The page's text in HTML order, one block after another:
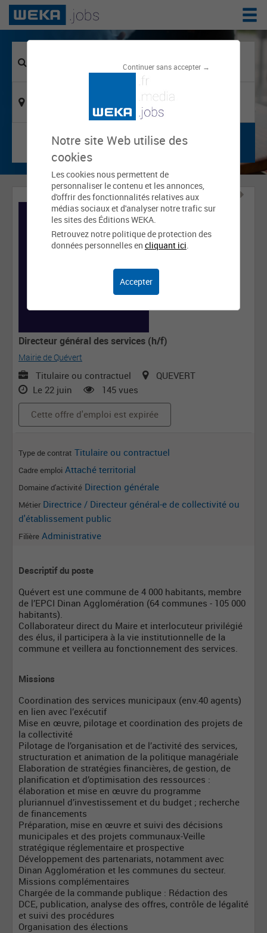
Continuer sans accepter →
Notre site Web utilise des
cookies
Les cookies nous permettent de
personnaliser le contenu et les annonces,
d'offrir des fonctionnalités relatives aux
médias sociaux et d'analyser notre trafic sur
les sites des Éditions WEKA.
Retrouvez notre politique de protection des
données personnelles en cliquant ici.
Accepter
Directeur général des services (h/f)
Mairie de Quévert
Titulaire ou contractuel
QUEVERT
Le 22 juin
145 vues
Cette offre d'emploi est expirée
Type de contrat Titulaire ou contractuel
Cadre emploi Attaché territorial
Domaine d'activité Direction générale
Métier Directrice / Directeur général-e de collectivité ou
d'établissement public
Filière Administrative
Descriptif du poste
Quévert est une commune de 4 000 habitants, membre
de l’EPCI Dinan Agglomération (64 communes - 105 000
habitants).
Collaborateur direct du Maire et interlocuteur privilégié
des élus, il participera à la vie institutionnelle de la
commune et veillera au fonctionnement des services.
Missions
Coordination des services municipaux (env.40 agents)
en lien avec l’exécutif
Mise en œuvre, pilotage et coordination des projets de
la collectivité
Pilotage de l’organisation et de l’activité des services,
structuration et animation de la politique managériale
Elaboration de stratégies financières, de gestion, de
planification et d’optimisation des ressources :
élaboration et mise en œuvre du programme
pluriannuel d’investissement et du budget ; recherche
de financements
Préparation, mise en œuvre et suivi des décisions
municipales et des projets communaux-Veille
stratégique réglementaire et prospective
Développement des partenariats, notamment avec
Dinan Agglomération et les communes du secteur.
Missions complémentaires
Chargée de la commande publique : Rédaction des
DCE, publication, analyse des offres, contrôle de légalité
et suivi des procédures
Organisation des élections